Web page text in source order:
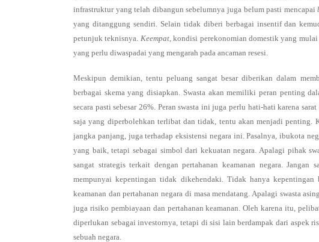
infrastruktur yang telah dibangun sebelumnya juga belum pasti mencapai
yang ditanggung sendiri. Selain tidak diberi berbagai insentif dan
petunjuk teknisnya. Keempat,kondisi perekonomian domestik yang
yang perlu diwaspadai yang mengarah pada ancaman resesi.
Meskipun demikian, tentu peluang sangat besar diberikan dalam
berbagai skema yang disiapkan. Swasta akan memiliki peran penting
secara pasti sebesar 26%. Peran swasta ini juga perlu hati-hati karena
saja yang diperbolehkan terlibat dan tidak, tentu akan menjadi penting.
jangka panjang, juga terhadap eksistensi negara ini. Pasalnya, ibukota
yang baik, tetapi sebagai simbol dari kekuatan negara. Apalagi pihak
sangat strategis terkait dengan pertahanan keamanan negara. Jangan
mempunyai kepentingan tidak dikehendaki. Tidak hanya kepentingan
keamanan dan pertahanan negara di masa mendatang. Apalagi swasta
juga risiko pembiayaan dan pertahanan keamanan. Oleh karena itu,
diperlukan sebagai investornya, tetapi di sisi lain berdampak dari aspek
sebuah negara.